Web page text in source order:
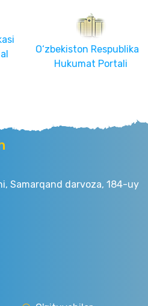
O‘zbekiston Respublikasi
Hukumat Portali
Samarqand darvoza, 184-uy